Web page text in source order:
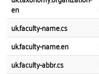
en
uk.faculty-name.cs
uk.faculty-name.en
uk.faculty-abbr.cs